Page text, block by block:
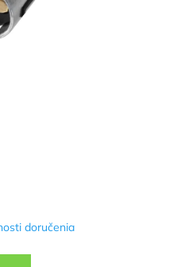
doručenia